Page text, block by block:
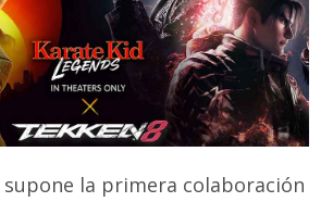
la primera colaboración